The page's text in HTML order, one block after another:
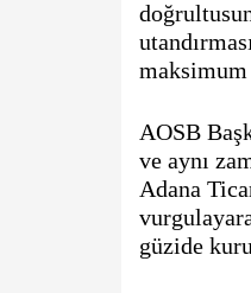
AOSB
ve aynı
Adana
güzide